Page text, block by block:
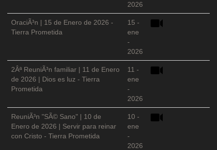
2026
OraciÃ³n | 15 de Enero de 2026 -
Tierra Prometida
15 -
ene
-
2026
2Âª ReuniÃ³n familiar | 11 de Enero
de 2026 | Dios es luz - Tierra
Prometida
11 -
ene
-
2026
ReuniÃ³n "SÃ© Sano" | 10 de
Enero de 2026 | Servir para reinar
con Cristo - Tierra Prometida
10 -
ene
-
2026